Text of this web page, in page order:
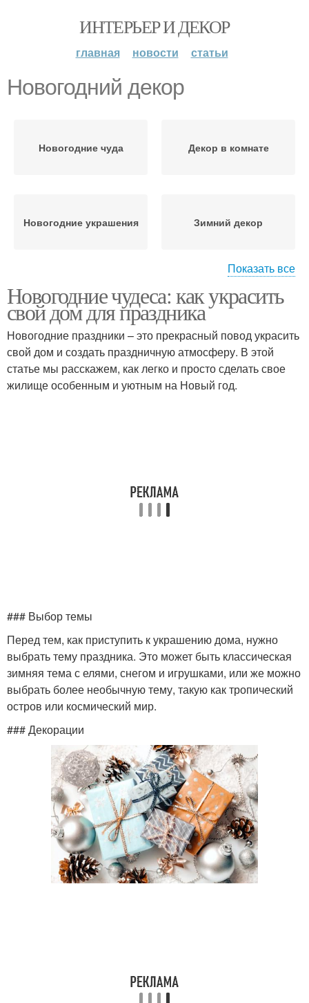
ИНТЕРЬЕР И ДЕКОР
главная новости статьи
Новогодний декор
Новогодние чуда Декор в комнате
Новогодние украшения Зимний декор
новогоднего декора
Декор к новому году
Новогодняя елка
Новогодний
оформление
Показать все
Новогодние чудеса: как украсить
свой дом для праздника
Новогодние праздники – это прекрасный повод украсить
свой дом и создать праздничную атмосферу. В этой
статье мы расскажем, как легко и просто сделать свое
жилище особенным и уютным на Новый год.
### Выбор темы
Перед тем, как приступить к украшению дома, нужно
выбрать тему праздника. Это может быть классическая
зимняя тема с елями, снегом и игрушками, или же можно
выбрать более необычную тему, такую как тропический
остров или космический мир.
### Декорации